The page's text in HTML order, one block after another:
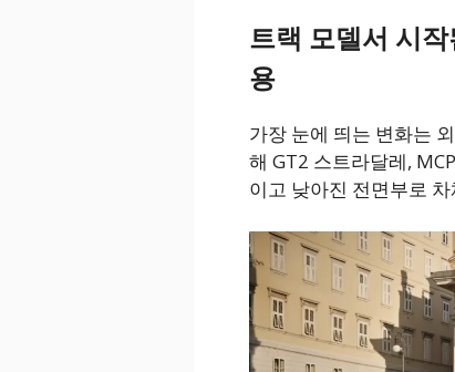
트랙 모델서 시
용
가장 눈에 띄는 변화는
해 GT2 스트라달레,
이고 낮아진 전면부로